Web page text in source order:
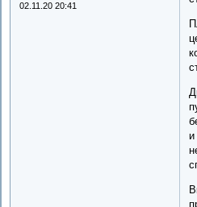
02.11.20 20:41
и